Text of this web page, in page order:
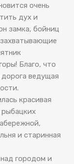
очень
дух и
замка, бойниц
Благо, что
ведущая
красивая
рыбацких
и старинная
городом и